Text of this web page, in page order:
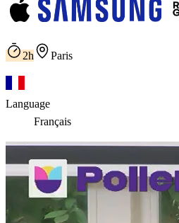
2h Paris
Language
Français